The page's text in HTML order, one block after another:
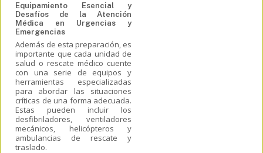
Equipamiento Esencial y
Desafíos de la Atención
Médica en Urgencias y
Emergencias
Además de esta preparación, es
importante que cada unidad de
salud o rescate médico cuente
con una serie de equipos y
herramientas especializadas
para abordar las situaciones
críticas de una forma adecuada.
Estas pueden incluir los
desfibriladores, ventiladores
mecánicos, helicópteros y
ambulancias de rescate y
traslado.